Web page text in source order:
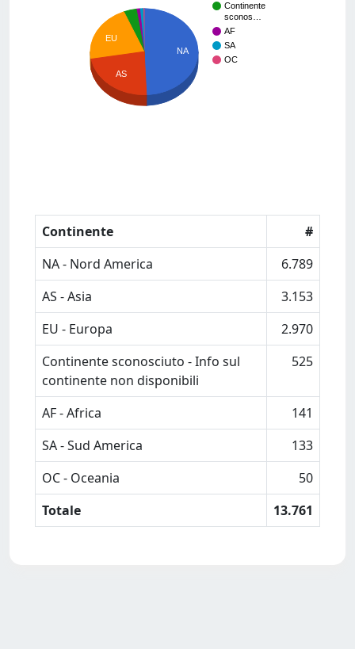
Continente
sconos…
AF
SA
OC
NA
EU
AS
Continente
#
NA - Nord America
6.789
AS - Asia
3.153
EU - Europa
2.970
Continente sconosciuto - Info sul
continente non disponibili
525
AF - Africa
141
SA - Sud America
133
OC - Oceania
50
Totale
13.761